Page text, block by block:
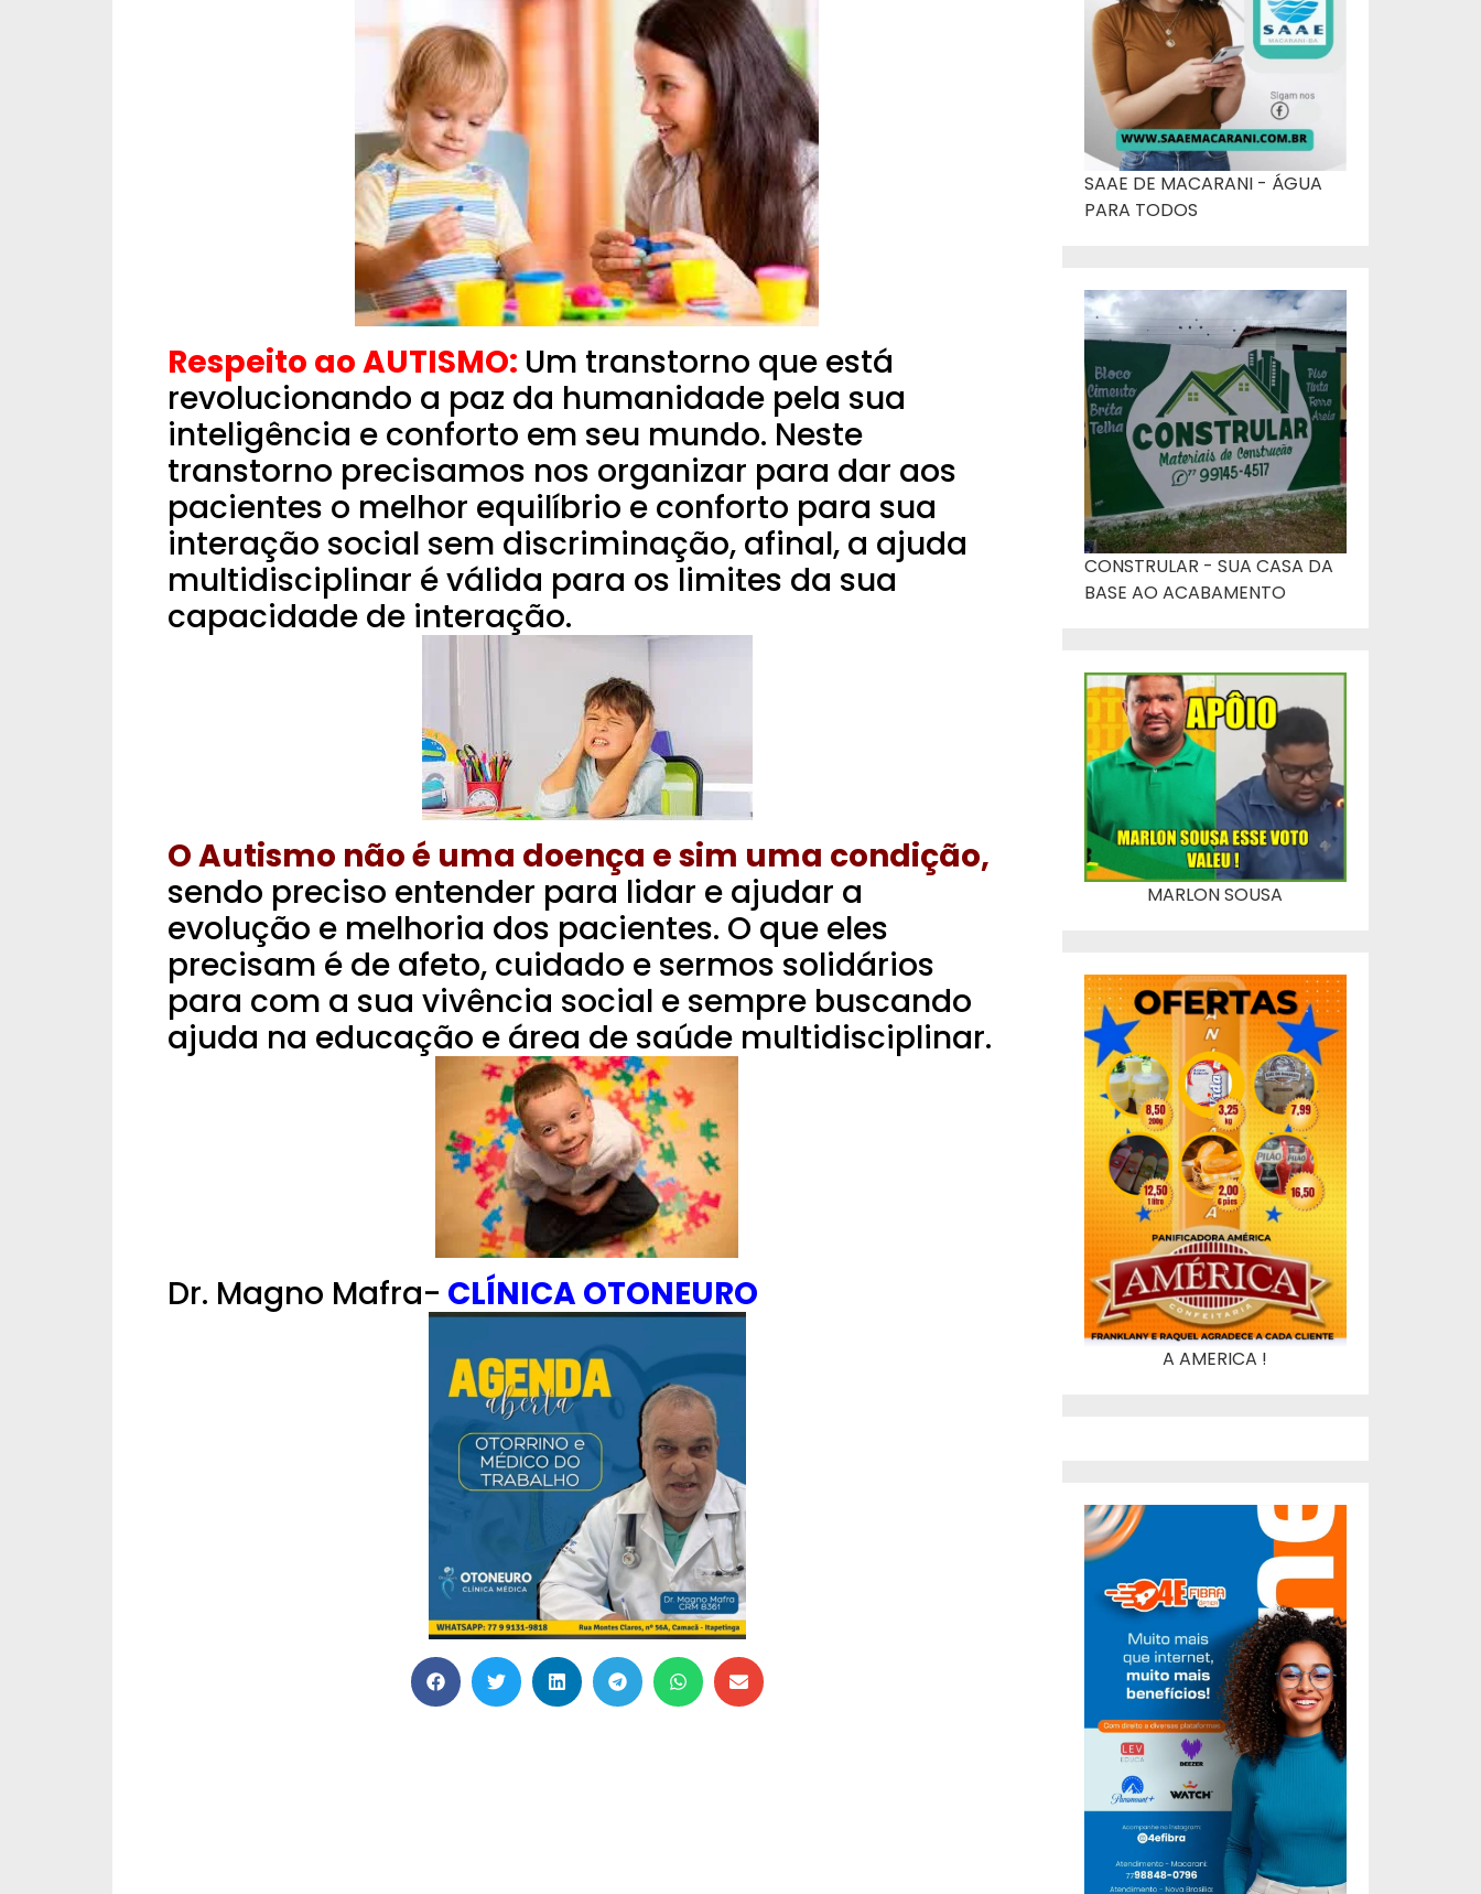
Respeito ao AUTISMO: Um transtorno que está
revolucionando a paz da humanidade pela sua
inteligência e conforto em seu mundo. Neste
transtorno precisamos nos organizar para dar aos
pacientes o melhor equilíbrio e conforto para sua
interação social sem discriminação, afinal, a ajuda
multidisciplinar é válida para os limites da sua
capacidade de interação.
O Autismo não é uma doença e sim uma condição,
sendo preciso entender para lidar e ajudar a
evolução e melhoria dos pacientes. O que eles
precisam é de afeto, cuidado e sermos solidários
para com a sua vivência social e sempre buscando
ajuda na educação e área de saúde multidisciplinar.
Dr. Magno Mafra- CLÍNICA OTONEURO
SAAE DE MACARANI - ÁGUA
PARA TODOS
CONSTRULAR - SUA CASA DA
BASE AO ACABAMENTO
MARLON SOUSA
A AMERICA !